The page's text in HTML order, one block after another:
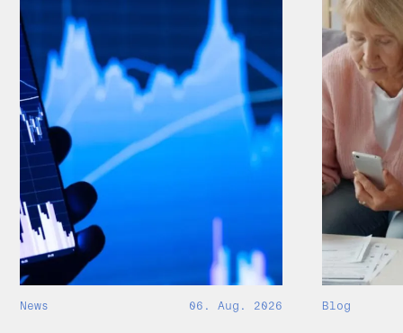
News 06. Aug. 2026 Blog